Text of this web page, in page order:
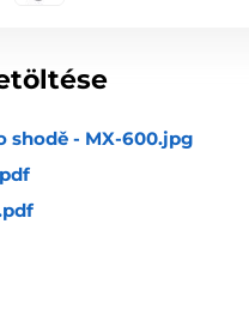
shodě - MX-600.jpg